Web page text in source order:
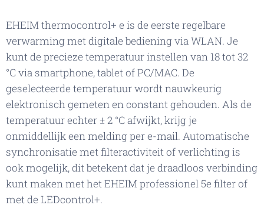
EHEIM thermocontrol+ e is de eerste regelbare
verwarming met digitale bediening via WLAN. Je
kunt de precieze temperatuur instellen van 18 tot 32
°C via smartphone, tablet of PC/MAC. De
geselecteerde temperatuur wordt nauwkeurig
elektronisch gemeten en constant gehouden. Als de
temperatuur echter ± 2 °C afwijkt, krijg je
onmiddellijk een melding per e-mail. Automatische
synchronisatie met filteractiviteit of verlichting is
ook mogelijk, dit betekent dat je draadloos verbinding
kunt maken met het EHEIM professionel 5e filter of
met de LEDcontrol+.